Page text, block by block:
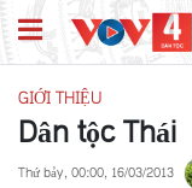
GIỚI THIỆU
Dân tộc Thái
Thứ bảy, 00:00, 16/03/2013